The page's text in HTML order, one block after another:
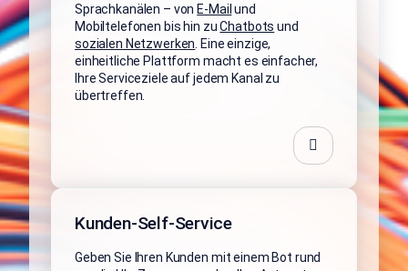
Sprachkanälen – von E-Mail und
Mobiltelefonen bis hin zuChatbots und
sozialen Netzwerken . Eine einzige,
einheitliche Plattform macht es einfacher,
Ihre Serviceziele auf jedem Kanal zu
übertreffen.
Kunden-Self-Service
Geben Sie Ihren Kunden mit einem Bot rund